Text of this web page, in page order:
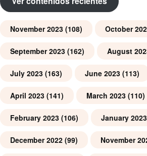
November 2023 (108) October
September 2023 (162) August
July 2023 (163) June 2023 (113)
April 2023 (141) March 2023 (110)
February 2023 (106) January 2023
December 2022 (99) November